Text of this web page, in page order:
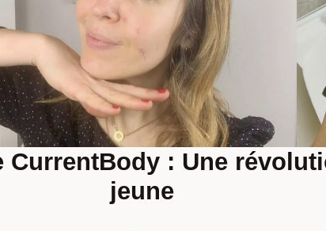
CurrentBody : Une
jeune